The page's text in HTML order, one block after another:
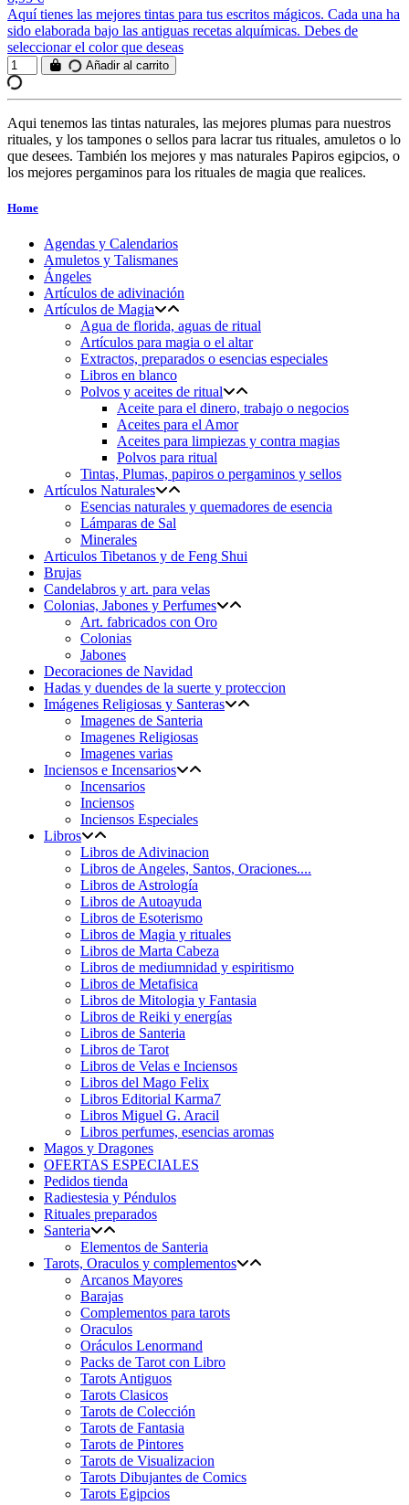
Aquí tienes las mejores tintas para tus escritos mágicos. Cada una ha
sido elaborada bajo las antiguas recetas alquímicas. Debes de
seleccionar el color que deseas
Añadir al carrito
Aqui tenemos las tintas naturales, las mejores plumas para nuestros
rituales, y los tampones o sellos para lacrar tus rituales, amuletos o lo
que desees. También los mejores y mas naturales Papiros egipcios, o
los mejores pergaminos para los rituales de magia que realices.
Home
Agendas y Calendarios
Amuletos y Talismanes
Ángeles
Artículos de adivinación
Artículos de Magia
Agua de florida, aguas de ritual
Artículos para magia o el altar
Extractos, preparados o esencias especiales
Libros en blanco
Polvos y aceites de ritual
Aceite para el dinero, trabajo o negocios
Aceites para el Amor
Aceites para limpiezas y contra magias
Polvos para ritual
Tintas, Plumas, papiros o pergaminos y sellos
Artículos Naturales
Esencias naturales y quemadores de esencia
Lámparas de Sal
Minerales
Articulos Tibetanos y de Feng Shui
Brujas
Candelabros y art. para velas
Colonias, Jabones y Perfumes
Art. fabricados con Oro
Colonias
Jabones
Decoraciones de Navidad
Hadas y duendes de la suerte y proteccion
Imágenes Religiosas y Santeras
Imagenes de Santeria
Imagenes Religiosas
Imagenes varias
Inciensos e Incensarios
Incensarios
Inciensos
Inciensos Especiales
Libros
Libros de Adivinacion
Libros de Angeles, Santos, Oraciones....
Libros de Astrología
Libros de Autoayuda
Libros de Esoterismo
Libros de Magia y rituales
Libros de Marta Cabeza
Libros de mediumnidad y espiritismo
Libros de Metafisica
Libros de Mitologia y Fantasia
Libros de Reiki y energías
Libros de Santeria
Libros de Tarot
Libros de Velas e Inciensos
Libros del Mago Felix
Libros Editorial Karma7
Libros Miguel G. Aracil
Libros perfumes, esencias aromas
Magos y Dragones
OFERTAS ESPECIALES
Pedidos tienda
Radiestesia y Péndulos
Rituales preparados
Santeria
Elementos de Santeria
Tarots, Oraculos y complementos
Arcanos Mayores
Barajas
Complementos para tarots
Oraculos
Oráculos Lenormand
Packs de Tarot con Libro
Tarots Antiguos
Tarots Clasicos
Tarots de Colección
Tarots de Fantasia
Tarots de Pintores
Tarots de Visualizacion
Tarots Dibujantes de Comics
Tarots Egipcios